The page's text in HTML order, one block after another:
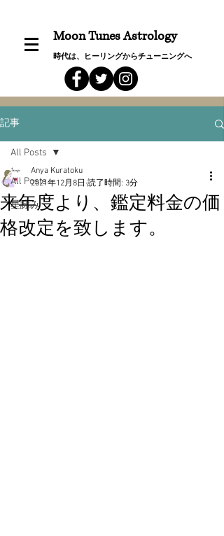
Moon Tunes Astrology
時代は、ヒーリングからチューニングへ
記事
All Posts
星詠み
All Posts
来年度より、鑑定料金の価
格改定を致します。
Anya Kuratoku
2021年12月8日 読了時間: 3分